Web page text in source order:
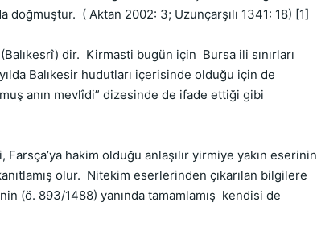
doğmuştur.  ( Aktan 2002: 3; Uzunçarşılı 1341: 18) [1]
dir.  Kirmasti bugün için  Bursa ili sınırları
Balıkesir hudutları içerisinde olduğu için de
anın mevlîdi” dizesinde de ifade ettiği gibi
hakim olduğu anlaşılır yirmiye yakın eserinin
olur.  Nitekim eserlerinden çıkarılan bilgilere
(ö. 893/1488) yanında tamamlamış  kendisi de